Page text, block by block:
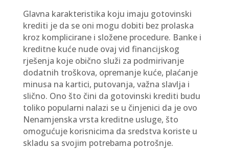
Glavna karakteristika koju imaju gotovinski
krediti je da se oni mogu dobiti bez prolaska
kroz komplicirane i složene procedure. Banke i
kreditne kuće nude ovaj vid financijskog
rješenja koje obično služi za podmirivanje
dodatnih troškova, opremanje kuće, plaćanje
minusa na kartici, putovanja, važna slavlja i
slično. Ono što čini da gotovinski krediti budu
toliko popularni nalazi se u činjenici da je ovo
Nenamjenska vrsta kreditne usluge, što
omogućuje korisnicima da sredstva koriste u
skladu sa svojim potrebama potrošnje.